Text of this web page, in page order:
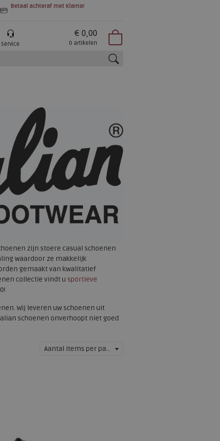
Betaal achteraf met Klarna!
Service
€ 0,00
0 artikelen
zijn stoere casual schoenen
waardoor ze makkelijk
gemaakt van kwalitatief
collectie vindt u sportieve
Wij leveren uw schoenen uit
schoenen onverhoopt niet goed
Aantal items per pagina